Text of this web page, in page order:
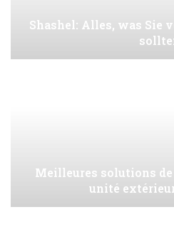
Shashel: Alles, was Sie
Meilleures solutions
unité